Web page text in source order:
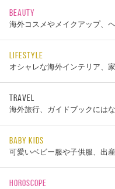
BEAUTY
海外コスメやメイクアップ、
LIFESTYLE
オシャレな海外インテリア、
TRAVEL
海外旅行、ガイドブックには
BABY KIDS
可愛いベビー服や子供服、出
HOROSCOPE